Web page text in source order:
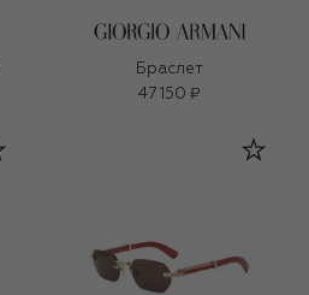
Браслет
47 150 ₽